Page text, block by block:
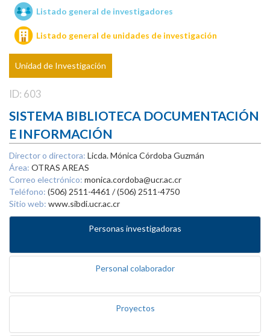
Unidades de investigación
Listado general de investigadores
Listado general de unidades de investigación
Unidad de Investigación
ID: 603
SISTEMA BIBLIOTECA DOCUMENTACIÓN
E INFORMACIÓN
Director o directora: Licda. Mónica Córdoba Guzmán
Área: OTRAS AREAS
Correo electrónico: monica.cordoba@ucr.ac.cr
Teléfono: (506) 2511-4461 / (506) 2511-4750
Sitio web: www.sibdi.ucr.ac.cr
Personas investigadoras
Personal colaborador
Proyectos